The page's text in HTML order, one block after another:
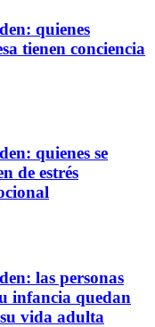
quienes
tienen conciencia
quienes se
de estrés
las personas
infancia quedan
vida adulta